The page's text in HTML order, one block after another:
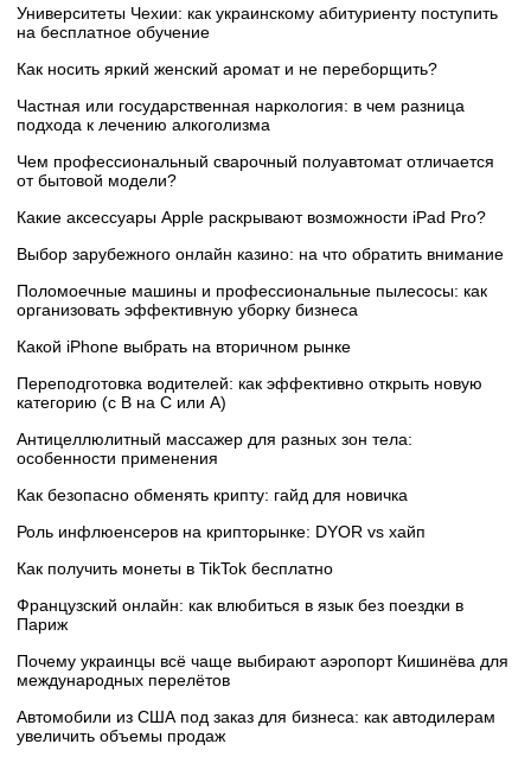
Университеты Чехии: как украинскому абитуриенту поступить
на бесплатное обучение
Как носить яркий женский аромат и не переборщить?
Частная или государственная наркология: в чем разница
подхода к лечению алкоголизма
Чем профессиональный сварочный полуавтомат отличается
от бытовой модели?
Какие аксессуары Apple раскрывают возможности iPad Pro?
Выбор зарубежного онлайн казино: на что обратить внимание
Поломоечные машины и профессиональные пылесосы: как
организовать эффективную уборку бизнеса
Какой iPhone выбрать на вторичном рынке
Переподготовка водителей: как эффективно открыть новую
категорию (с B на C или А)
Антицеллюлитный массажер для разных зон тела:
особенности применения
Как безопасно обменять крипту: гайд для новичка
Роль инфлюенсеров на крипторынке: DYOR vs хайп
Как получить монеты в TikTok бесплатно
Французский онлайн: как влюбиться в язык без поездки в
Париж
Почему украинцы всё чаще выбирают аэропорт Кишинёва для
международных перелётов
Автомобили из США под заказ для бизнеса: как автодилерам
увеличить объемы продаж